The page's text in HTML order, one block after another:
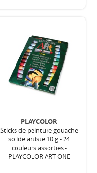
PLAYCOLOR
Sticks de peinture gouache
solide artiste 10 g - 24
couleurs assorties -
PLAYCOLOR ART ONE